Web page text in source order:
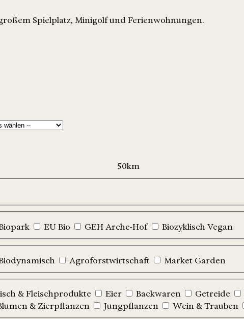
Spielplatz, Minigolf und Ferienwohnungen.
EU Bio GEH Arche-Hof
Biozyklisch Vegan
Agroforstwirtschaft
Market Garden
& Fleischprodukte Eier Backwaren Getreide
& Zierpflanzen Jungpflanzen Wein & Trauben